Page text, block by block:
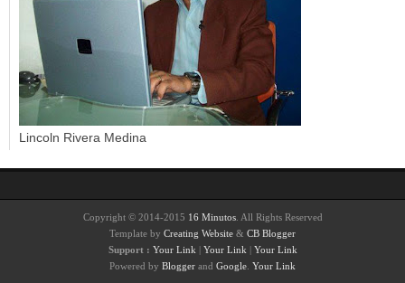
Lincoln Rivera Medina
Copyright © 2014-2015 16 Minutos. All Rights Reserved
Template by Creating Website & CB Blogger
Support : Your Link | Your Link | Your Link
Powered by Blogger and Google Your Link